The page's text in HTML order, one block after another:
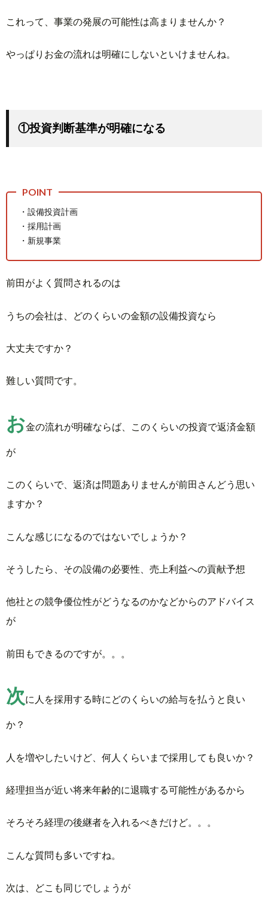
これって、事業の発展の可能性は高まりませんか？
やっぱりお金の流れは明確にしないといけませんね。
①投資判断基準が明確になる
・設備投資計画
・採用計画
・新規事業
前田がよく質問されるのは
うちの会社は、どのくらいの金額の設備投資なら
大丈夫ですか？
難しい質問です。
お金の流れが明確ならば、このくらいの投資で返済金額
が
このくらいで、返済は問題ありませんが前田さんどう思い
ますか？
こんな感じになるのではないでしょうか？
そうしたら、その設備の必要性、売上利益への貢献予想
他社との競争優位性がどうなるのかなどからのアドバイス
が
前田もできるのですが。。。
次に人を採用する時にどのくらいの給与を払うと良い
か？
人を増やしたいけど、何人くらいまで採用しても良いか？
経理担当が近い将来年齢的に退職する可能性があるから
そろそろ経理の後継者を入れるべきだけど。。。
こんな質問も多いですね。
次は、どこも同じでしょうが